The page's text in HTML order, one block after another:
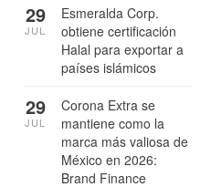
Esmeralda Corp.
obtiene certificación
Halal para exportar a
países islámicos
29
JUL
Corona Extra se
mantiene como la
marca más valiosa de
México en 2026:
Brand Finance
29
JUL